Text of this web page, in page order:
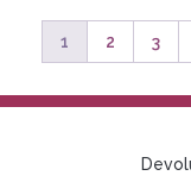
1 2 3